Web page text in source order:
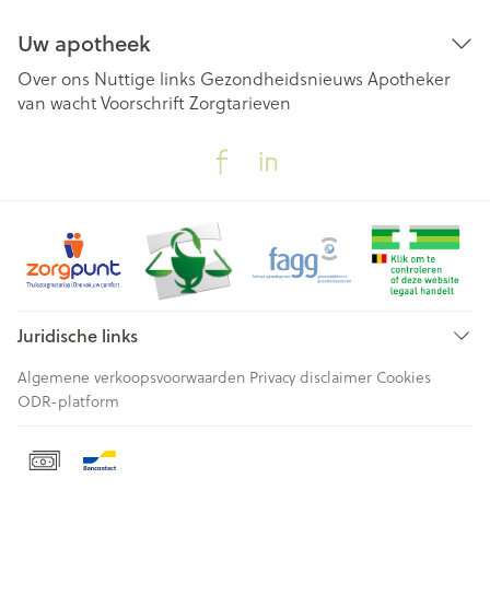
Uw apotheek
Over ons Nuttige links Gezondheidsnieuws Apotheker
van wachtVoorschriftZorgtarieven
Juridische links
Algemene verkoopsvoorwaarden Privacy disclaimer Cookies
ODR-platform